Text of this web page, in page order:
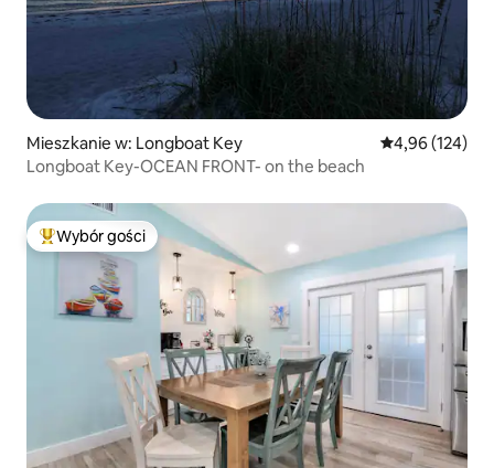
Mieszkanie w: Longboat Key Średnia
4,96 (124)
Longboat Key-OCEAN FRONT- on the beach
Najpopularniejsze z kategorii Wybór gości
Wybór gości